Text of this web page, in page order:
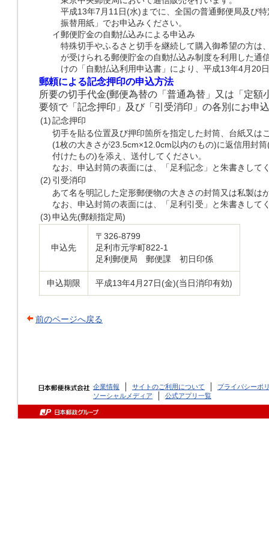
平成13年7月11日(水)までに、全国の普通郵便局及び
振替用紙」でお申込みください。
イ郵便貯金の自動払込みによる申込み
特殊切手やふるさと切手を継続して購入御希望の方は
が受けられる郵便貯金の自動払込み制度を利用した通
けの「自動払込利用申込書」により、平成13年4月20
郵頼による記念押印の申込方法
所要の切手代金(郵便為替の「普通為替」又は「定額
要領で「記念押印」及び「引受消印」の各別にお申
(1)記念押印
切手を貼る位置及び押印箇所を指定した封筒、台紙又は
(1枚の大きさが23.5cm×12.0cm以内のもの)に返信用封
付けたもの)を添え、送付してください。
なお、申込封筒の表面には、「足利記念」と朱書きして
(2) 引受消印
あて名を明記した定形郵便物の大きさの封筒又は私製は
なお、申込封筒の表面には、「足利引受」と朱書きして
(3)申込先(郵頼指定局)
申込先
〒326-8799
足利市元学町822-1
足利郵便局 郵便課 初日印係
申込期限 平成13年4月27日(金)(当日消印有効)
前のページへ戻る
企業情報 サイトのご利用について
プライバシーポ
ソーシャルメディア
公式アプリ一覧